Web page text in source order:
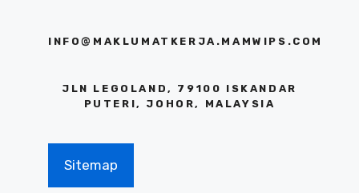
INFO@MAKLUMATKERJA.MAMWIPS.COM
JLN LEGOLAND, 79100 ISKANDAR
PUTERI, JOHOR, MALAYSIA
Sitemap